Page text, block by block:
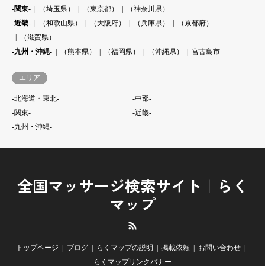
-関東-
（埼玉県） （東京都）
（神奈川県）
-近畿-
（和歌山県） （大阪府） （兵庫県）
（京都府）
（滋賀県）
-九州・沖縄-
（熊本県） （福岡県） （沖縄県） 宮古島市
エリア
-北海道・東北-
-中部-
-関東-
-近畿-
-九州・沖縄-
全国マッサージ検索サイト｜らく
マップ
トップページ ブログ らくマップの説明 掲載依頼
お問い合わせ
らくマップリンクバナー